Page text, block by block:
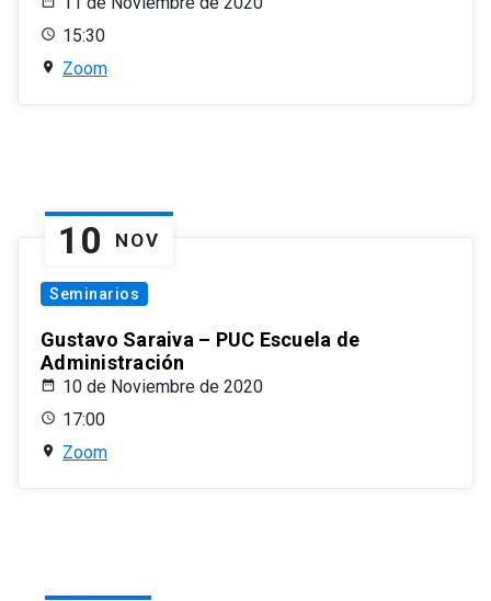
15:30
Zoom
10 NOV
Seminarios
Gustavo Saraiva – PUC Escuela de
Administración
10 de Noviembre de 2020
17:00
Zoom